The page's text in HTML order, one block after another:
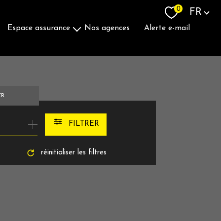
0 Langue
FR
espace assurance nos agences alerte e-mail
FILTRER
réinitialiser les filtres